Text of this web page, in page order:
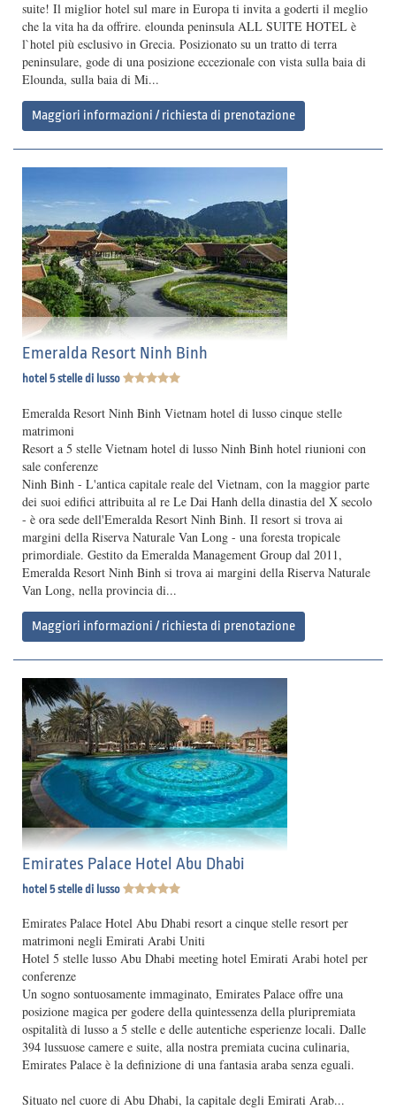
suite! Il miglior hotel sul mare in Europa ti invita a goderti il meglio
che la vita ha da offrire. elounda peninsula ALL SUITE HOTEL è
l`hotel più esclusivo in Grecia. Posizionato su un tratto di terra
peninsulare, gode di una posizione eccezionale con vista sulla baia di
Elounda, sulla baia di Mi...
Maggiori informazioni / richiesta di prenotazione
Emeralda Resort Ninh Binh
hotel 5 stelle di lusso
Emeralda Resort Ninh Binh Vietnam hotel di lusso cinque stelle
matrimoni
Resort a 5 stelle Vietnam hotel di lusso Ninh Binh hotel riunioni con
sale conferenze
Ninh Binh - L'antica capitale reale del Vietnam, con la maggior parte
dei suoi edifici attribuita al re Le Dai Hanh della dinastia del X secolo
- è ora sede dell'Emeralda Resort Ninh Binh. Il resort si trova ai
margini della Riserva Naturale Van Long - una foresta tropicale
primordiale. Gestito da Emeralda Management Group dal 2011,
Emeralda Resort Ninh Binh si trova ai margini della Riserva Naturale
Van Long, nella provincia di...
Maggiori informazioni / richiesta di prenotazione
Emirates Palace Hotel Abu Dhabi
hotel 5 stelle di lusso
Emirates Palace Hotel Abu Dhabi resort a cinque stelle resort per
matrimoni negli Emirati Arabi Uniti
Hotel 5 stelle lusso Abu Dhabi meeting hotel Emirati Arabi hotel per
conferenze
Un sogno sontuosamente immaginato, Emirates Palace offre una
posizione magica per godere della quintessenza della pluripremiata
ospitalità di lusso a 5 stelle e delle autentiche esperienze locali. Dalle
394 lussuose camere e suite, alla nostra premiata cucina culinaria,
Emirates Palace è la definizione di una fantasia araba senza eguali.
Situato nel cuore di Abu Dhabi, la capitale degli Emirati Arab...